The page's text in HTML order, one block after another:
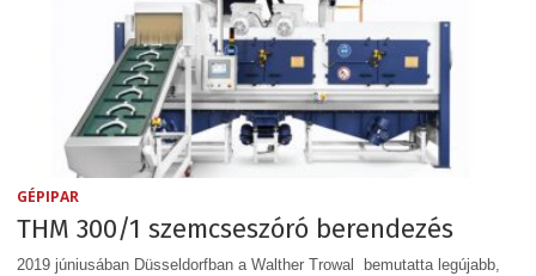
GÉPIPAR
THM 300/1 szemcseszóró berendezés
2019 júniusában Düsseldorfban a Walther Trowal bemutatta legújabb,